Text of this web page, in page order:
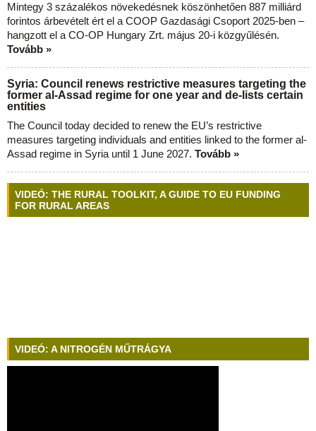
Mintegy 3 százalékos növekedésnek köszönhetően 887 milliárd
forintos árbevételt ért el a COOP Gazdasági Csoport 2025-ben –
hangzott el a CO-OP Hungary Zrt. május 20-i közgyűlésén.
Tovább »
Syria: Council renews restrictive measures targeting the
former al-Assad regime for one year and de-lists certain
entities
The Council today decided to renew the EU’s restrictive
measures targeting individuals and entities linked to the former al-
Assad regime in Syria until 1 June 2027. Tovább »
VIDEÓ: THE RURAL TOOLKIT, A GUIDE TO EU FUNDING
FOR RURAL AREAS
VIDEÓ: A NITROGÉN MŰTRÁGYA